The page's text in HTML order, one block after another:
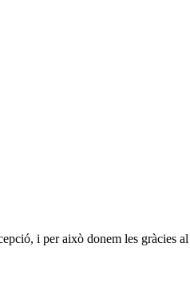
i per això donem les gràcies